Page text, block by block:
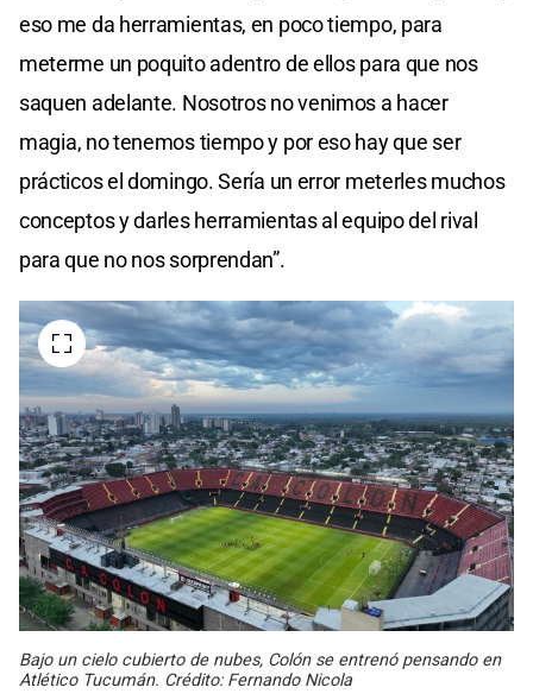
eso me da herramientas, en poco tiempo, para
meterme un poquito adentro de ellos para que nos
saquen adelante. Nosotros no venimos a hacer
magia, no tenemos tiempo y por eso hay que ser
prácticos el domingo. Sería un error meterles muchos
conceptos y darles herramientas al equipo del rival
para que no nos sorprendan”.
Bajo un cielo cubierto de nubes, Colón se entrenó pensando en
Atlético Tucumán. Crédito: Fernando Nicola